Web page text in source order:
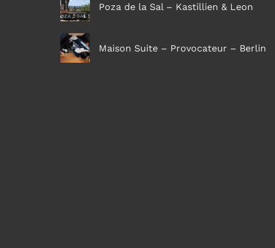
Poza de la Sal – Kastillien & Leon
Maison Suite – Provocateur – Berlin